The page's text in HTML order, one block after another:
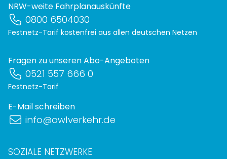
NRW-weite Fahrplanauskünfte
0800 6504030
Festnetz-Tarif kostenfrei aus allen deutschen Netzen
Fragen zu unseren Abo-Angeboten
0521 557 666 0
Festnetz-Tarif
E-Mail schreiben
info@owlverkehr.de
SOZIALE NETZWERKE